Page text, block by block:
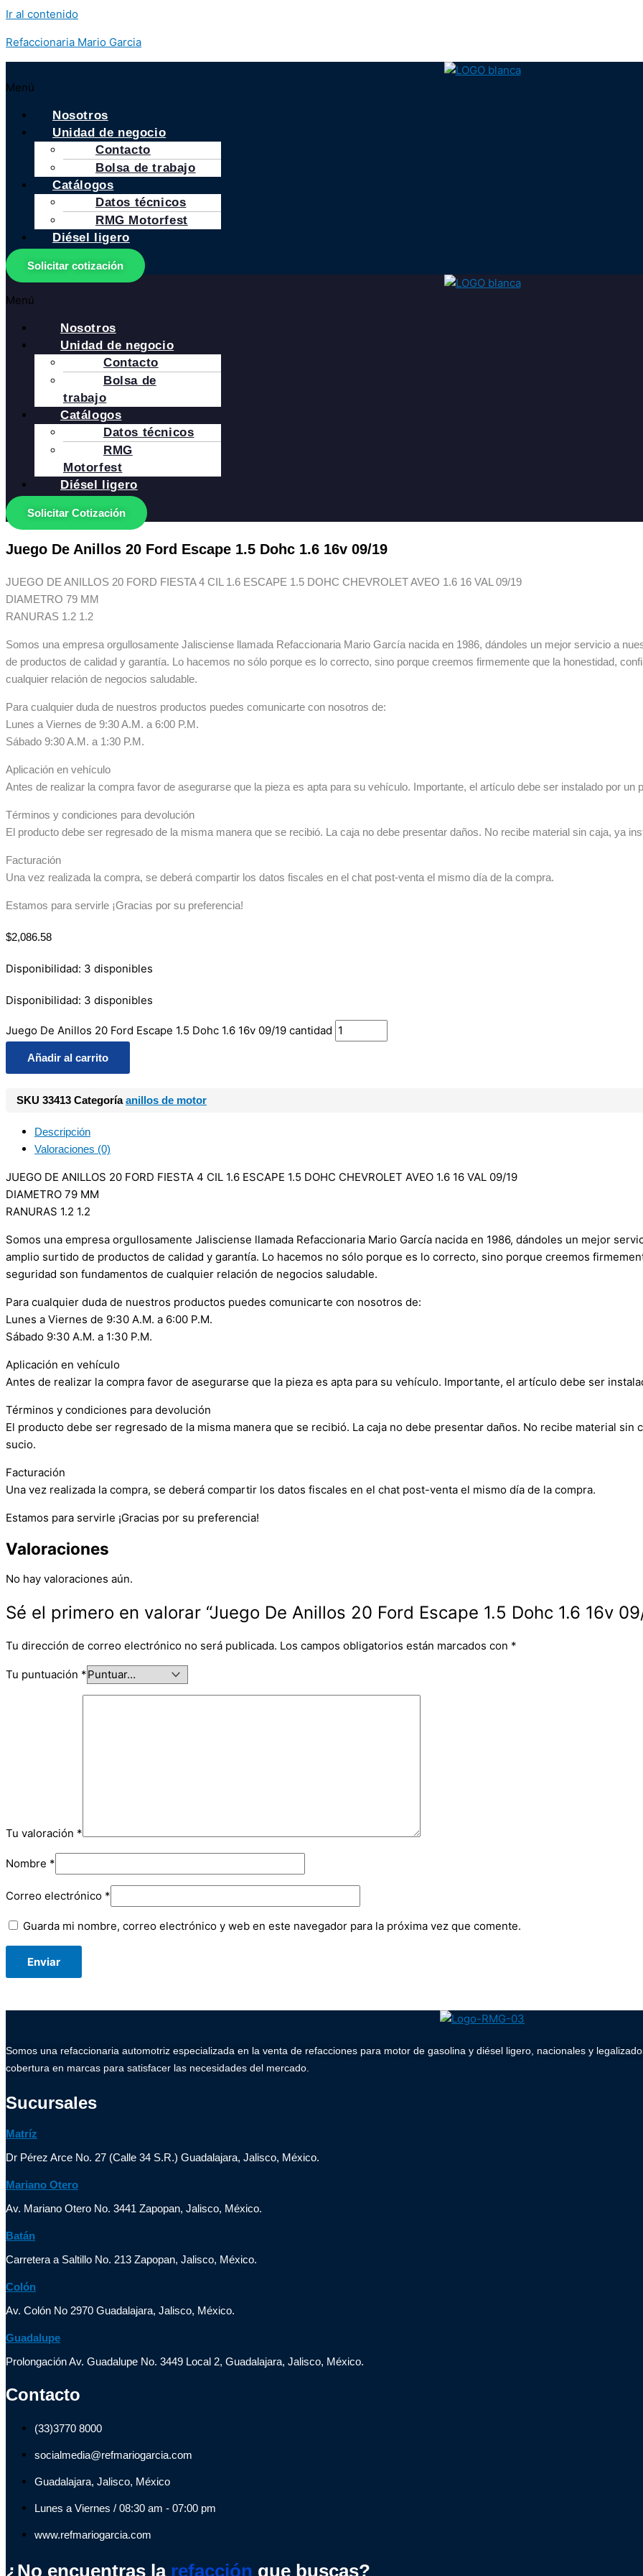
Ir al contenido
Refaccionaria Mario Garcia
Menú
Nosotros
Unidad de negocio
Contacto
Bolsa de trabajo
Catálogos
Datos técnicos
RMG Motorfest
Diésel ligero
Solicitar cotización
Menú
Nosotros
Unidad de negocio
Contacto
Bolsa de
trabajo
Catálogos
Datos técnicos
RMG
Motorfest
Diésel ligero
Solicitar Cotización
Juego De Anillos 20 Ford Escape 1.5 Dohc 1.6 16v 09/19
JUEGO DE ANILLOS 20 FORD FIESTA 4 CIL 1.6 ESCAPE 1.5 DOHC CHEVROLET AVEO 1.6 16 VAL 09/19
DIAMETRO 79 MM
RANURAS 1.2 1.2
Somos una empresa orgullosamente Jalisciense llamada Refaccionaria Mario García nacida en 1986, dándoles un mejor servicio a
de productos de calidad y garantía. Lo hacemos no sólo porque es lo correcto, sino porque creemos firmemente que la honestidad,
cualquier relación de negocios saludable.
Para cualquier duda de nuestros productos puedes comunicarte con nosotros de:
Lunes a Viernes de 9:30 A.M. a 6:00 P.M.
Sábado 9:30 A.M. a 1:30 P.M.
Aplicación en vehículo
Antes de realizar la compra favor de asegurarse que la pieza es apta para su vehículo. Importante, el artículo debe ser instalado por un
Términos y condiciones para devolución
El producto debe ser regresado de la misma manera que se recibió. La caja no debe presentar daños. No recibe material sin caja, ya
Facturación
Una vez realizada la compra, se deberá compartir los datos fiscales en el chat post-venta el mismo día de la compra.
Estamos para servirle ¡Gracias por su preferencia!
$2,086.58
Disponibilidad: 3 disponibles
Disponibilidad: 3 disponibles
Juego De Anillos 20 Ford Escape 1.5 Dohc 1.6 16v 09/19 cantidad
Añadir al carrito
SKU 33413 Categoría anillos de motor
Descripción
Valoraciones (0)
JUEGO DE ANILLOS 20 FORD FIESTA 4 CIL 1.6 ESCAPE 1.5 DOHC CHEVROLET AVEO 1.6 16 VAL 09/19
DIAMETRO 79 MM
RANURAS 1.2 1.2
Somos una empresa orgullosamente Jalisciense llamada Refaccionaria Mario García nacida en 1986, dándoles un mejor
amplio surtido de productos de calidad y garantía. Lo hacemos no sólo porque es lo correcto, sino porque creemos
seguridad son fundamentos de cualquier relación de negocios saludable.
Para cualquier duda de nuestros productos puedes comunicarte con nosotros de:
Lunes a Viernes de 9:30 A.M. a 6:00 P.M.
Sábado 9:30 A.M. a 1:30 P.M.
Aplicación en vehículo
Antes de realizar la compra favor de asegurarse que la pieza es apta para su vehículo. Importante, el artículo debe ser
Términos y condiciones para devolución
El producto debe ser regresado de la misma manera que se recibió. La caja no debe presentar daños. No recibe material sin
sucio.
Facturación
Una vez realizada la compra, se deberá compartir los datos fiscales en el chat post-venta el mismo día de la compra.
Estamos para servirle ¡Gracias por su preferencia!
Valoraciones
No hay valoraciones aún.
Sé el primero en valorar “Juego De Anillos 20 Ford Escape 1.5 Dohc 1.6 16v
Tu dirección de correo electrónico no será publicada. Los campos obligatorios están marcados con *
Tu puntuación *
Tu valoración *
Nombre *
Correo electrónico *
Guarda mi nombre, correo electrónico y web en este navegador para la próxima vez que comente.
Somos una refaccionaria automotriz especializada en la venta de refacciones para motor de gasolina y diésel ligero, nacionales y
cobertura en marcas para satisfacer las necesidades del mercado.
Sucursales
Matríz
Dr Pérez Arce No. 27 (Calle 34 S.R.) Guadalajara, Jalisco, México.
Mariano Otero
Av. Mariano Otero No. 3441 Zapopan, Jalisco, México.
Batán
Carretera a Saltillo No. 213 Zapopan, Jalisco, México.
Colón
Av. Colón No 2970 Guadalajara, Jalisco, México.
Guadalupe
Prolongación Av. Guadalupe No. 3449 Local 2, Guadalajara, Jalisco, México.
Contacto
(33)3770 8000
socialmedia@refmariogarcia.com
Guadalajara, Jalisco, México
Lunes a Viernes / 08:30 am - 07:00 pm
www.refmariogarcia.com
¿No encuentras la refacción que buscas?